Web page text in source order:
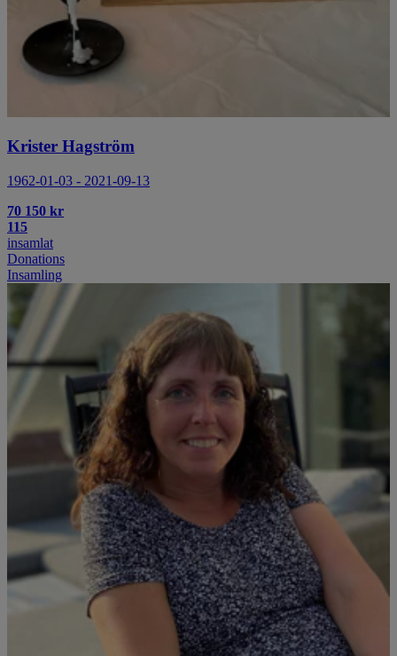
Krister Hagström
1962-01-03 - 2021-09-13
70 150 kr
115
insamlat
Donations
Insamling